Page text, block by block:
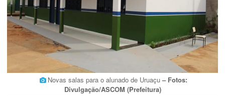
Novas salas para o alunado de Uruaçu – Fotos:
Divulgação/ASCOM (Prefeitura)